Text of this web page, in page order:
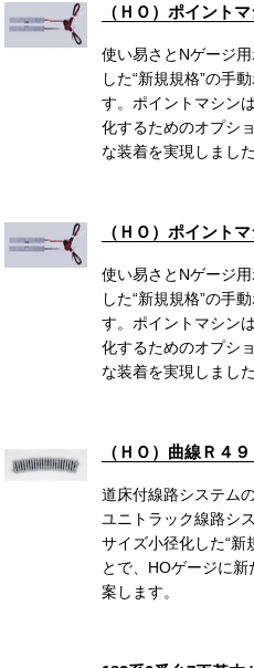
（ＨＯ）ポイント
使い易さとNゲージ
した“新規規格”の手
す。ポイントマシン
化するためのオプシ
な装着を実現しました
（ＨＯ）ポイント
使い易さとNゲージ
した“新規規格”の手
す。ポイントマシン
化するためのオプシ
な装着を実現しました
（ＨＯ）曲線Ｒ４
道床付線路システム
ユニトラック線路シ
サイズ小径化した“新
とで、HOゲージに
案します。